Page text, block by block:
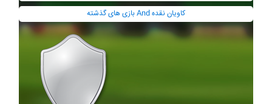
بازی های گذشته And کاويان نقده